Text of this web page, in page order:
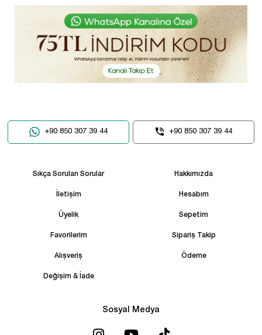
+90 850 307 39 44 +90 850 307 39 44
Sıkça Sorulan Sorular Hakkımızda
İletişim Hesabım
Üyelik Sepetim
Favorilerim Sipariş Takip
Alışveriş Ödeme
Değişim & İade
Sosyal Medya